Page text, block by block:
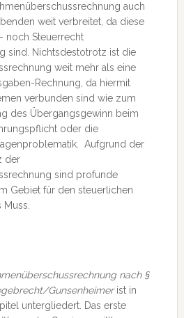
auch
weit verbreitet, da diese
noch Steuerrecht
sind. Nichtsdestotrotz ist die
weit mehr als eine
Rechnung, da hiermit
verbunden sind wie zum
des Übergangsgewinn beim
oder die
Aufgrund der
der
sind profunde
Gebiet für den steuerlichen
nach §
Gunsenheimerist in
untergliedert. Das erste